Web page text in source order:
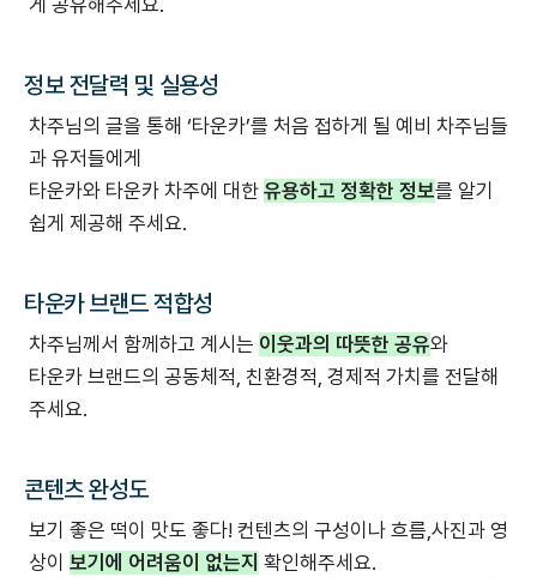
게 공유해주세요.
정보 전달력 및 실용성
차주님의 글을 통해 ‘타운카’를 처음 접하게 될 예비 차주님들
과 유저들에게
타운카와 타운카 차주에 대한 유용하고 정확한 정보를 알기
쉽게 제공해 주세요.
타운카 브랜드 적합성
차주님께서 함께하고 계시는 이웃과의 따뜻한 공유와
타운카 브랜드의 공동체적, 친환경적, 경제적 가치를 전달해
주세요.
콘텐츠 완성도
보기 좋은 떡이 맛도 좋다! 컨텐츠의 구성이나 흐름,사진과 영
상이 보기에 어려움이 없는지 확인해주세요.